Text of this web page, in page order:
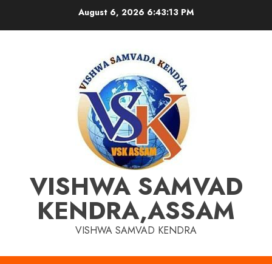
August 6, 2026 6:43:14 PM
VISHWA SAMVAD
KENDRA,ASSAM
VISHWA SAMVAD KENDRA